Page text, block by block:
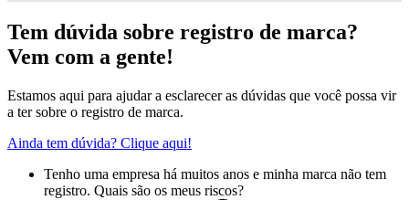
Tem dúvida sobre registro de marca?
Vem com a gente!
Estamos aqui para ajudar a esclarecer as dúvidas que você possa vir
a ter sobre o registro de marca.
Ainda tem dúvida? Clique aqui!
Tenho uma empresa há muitos anos e minha marca não tem
registro. Quais são os meus riscos?